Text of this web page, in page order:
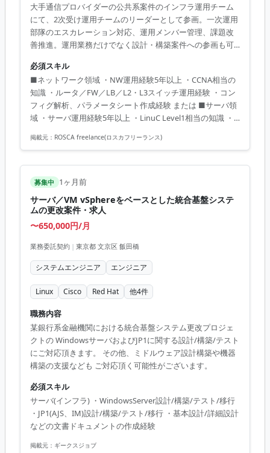
大手通信プロバイダーの公共系案件のインフラ運用チーム
にて、2次受け運用チームのリーダーとして参画。一次運用
部隊のエスカレーション対応、運用メンバー管理、課題改
善推進。運用業務だけでなく設計・構築案件への参画も可
必須スキル
■ネットワーク領域 ・NW運用経験5年以上 ・CCNA相当の
知識 ・ルータ／FW／LB／L2・L3スイッチ運用経験 ・コン
フィグ解析、パラメータシート作成経験 または ■サーバ領
域 ・サーバ運用経験5年以上 ・LinuC Level1相当の知識 ・
設定調査およびドキュメント作成経験 ■共通 ・Word／
障害報告、問い合わせ対応経験 ・チーム推進経験 ・進捗管
理経験
掲載元： ROSCA freelance(ロスカフリーランス)
募集中 1ヶ月前
サーバ／VM vSphereをベースとした統合基盤システ
ムの更改案件・求人
〜650,000円/月
業務委託契約 | 東京都 文京区 飯田橋
システムエンジニア エンジニア
Linux Cisco Red Hat 他4件
職務内容
某銀行系金融機関における統合基盤システム更改プロジェ
クトの WindowsサーバおよびJP1に関する設計/構築/テスト
にご対応頂きます。 その他、ミドルウェア設計構築や機器
構築の支援なども ご対応頂く可能性がございます。
必須スキル
サーバ(インフラ) ・WindowsServer設計/構築/テスト/移行
・JP1(AJS、IM)設計/構築/テスト/移行 ・基本設計/詳細設計
などの文書ドキュメントの作成経験
掲載元： ギークスジョブ